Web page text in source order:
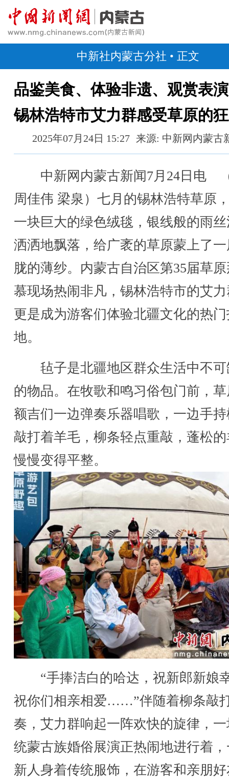
中新社内蒙古分社 • 正文
品鉴美食、体验非遗、观赏表
锡林浩特市艾力群感受草原的
2025年07月24日 15:27 来源: 中新网内蒙古
中新网内蒙古新闻7月24日电
周佳伟 梁泉）七月的锡林浩特草原
一块巨大的绿色绒毯，银线般的雨
洒洒地飘落，给广袤的草原蒙上了
胧的薄纱。内蒙古自治区第35届草
慕现场热闹非凡，锡林浩特市的艾
更是成为游客们体验北疆文化的热
地。
毡子是北疆地区群众生活中不可
的物品。在牧歌和鸣习俗包门前，
额吉们一边弹奏乐器唱歌，一边手
敲打着羊毛，柳条轻点重敲，蓬松
慢慢变得平整。
“手捧洁白的哈达，祝新郎新娘
祝你们相亲相爱……”伴随着柳条敲
奏，艾力群响起一阵欢快的旋律，
统蒙古族婚俗展演正热闹地进行着
新人身着传统服饰，在游客和亲朋